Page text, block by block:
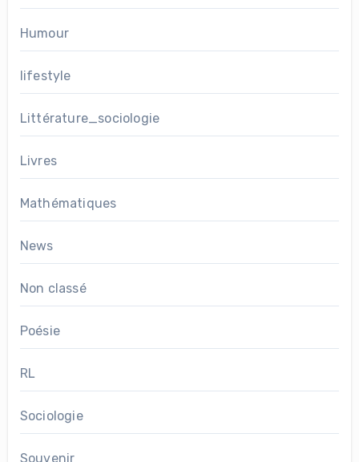
Humour
lifestyle
Littérature_sociologie
Livres
Mathématiques
News
Non classé
Poésie
RL
Sociologie
Souvenir